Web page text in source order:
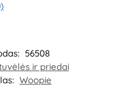
56508
ir priedai
Woopie